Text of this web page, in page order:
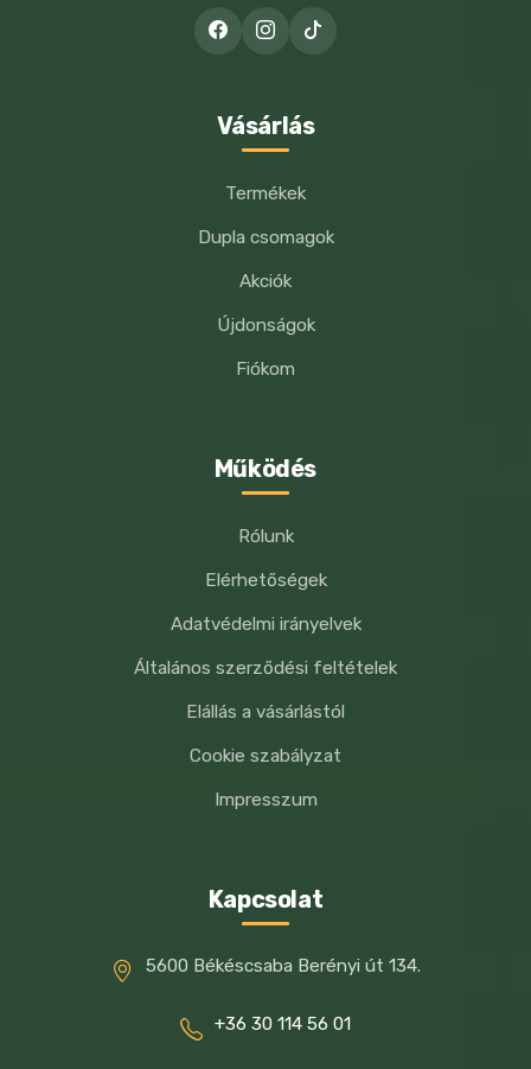
Nyerszsír 5,9 %,
Energia: 338KCAL/100G; 1415KJ/100G
BÖNGÉSZŐBEN A KÖVETKEZŐ
Vásárlás
Termékek
Dupla csomagok
Akciók
Újdonságok
Fiókom
Működés
Rólunk
Elérhetőségek
Adatvédelmi irányelvek
Általános szerződési feltételek
Elállás a vásárlástól
Cookie szabályzat
Impresszum
Kapcsolat
5600 Békéscsaba Berényi út 134.
+36 30 114 56 01